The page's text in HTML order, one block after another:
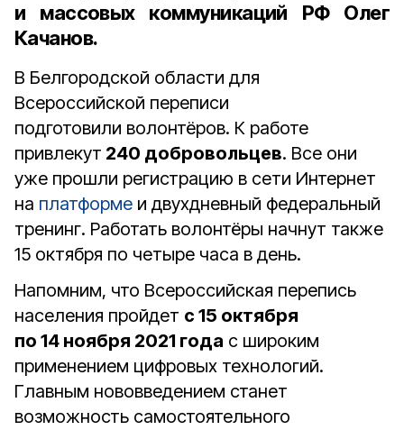
и массовых коммуникаций РФ Олег
Качанов.
В Белгородской области для
Всероссийской переписи
подготовили волонтёров. К работе
привлекут 240 добровольцев. Все они
уже прошли регистрацию в сети Интернет
на платформе и двухдневный федеральный
тренинг. Работать волонтёры начнут также
15 октября по четыре часа в день.
Напомним, что Всероссийская перепись
населения пройдет с 15 октября
по 14 ноября 2021 года с широким
применением цифровых технологий.
Главным нововведением станет
возможность самостоятельного